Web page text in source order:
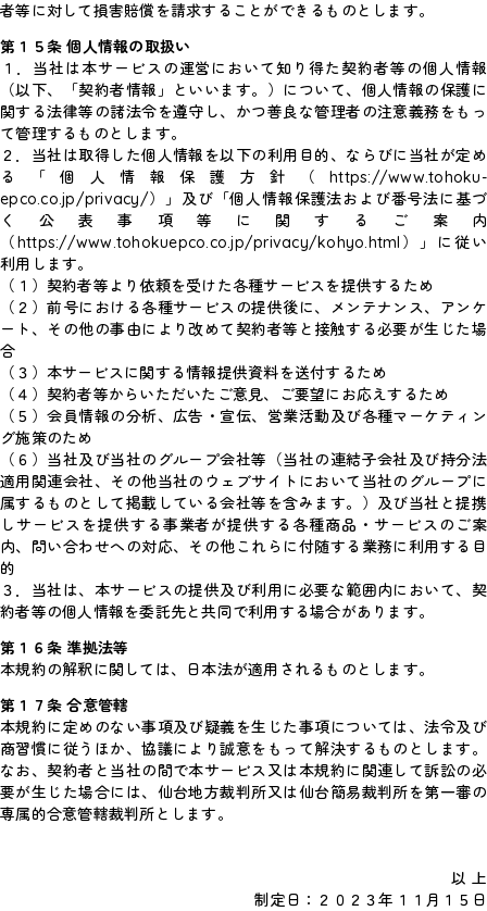
者等に対して損害賠償を請求することができるものとします。
第１５条 個人情報の取扱い
１．当社は本サービスの運営において知り得た契約者等の個人情報
（以下、「契約者情報」といいます。）について、個人情報の保護に
関する法律等の諸法令を遵守し、かつ善良な管理者の注意義務をもっ
て管理するものとします。
２．当社は取得した個人情報を以下の利用目的、ならびに当社が定め
る「個人情報保護方針（https://www.tohoku-
epco.co.jp/privacy/）」及び「個人情報保護法および番号法に基づ
く公表事項等に関するご案内
（https://www.tohokuepco.co.jp/privacy/kohyo.html）」に従い
利用します。
（１）契約者等より依頼を受けた各種サービスを提供するため
（２）前号における各種サービスの提供後に、メンテナンス、アンケ
ート、その他の事由により改めて契約者等と接触する必要が生じた場
合
（３）本サービスに関する情報提供資料を送付するため
（４）契約者等からいただいたご意見、ご要望にお応えするため
（５）会員情報の分析、広告・宣伝、営業活動及び各種マーケティン
グ施策のため
（６）当社及び当社のグループ会社等（当社の連結子会社及び持分法
適用関連会社、その他当社のウェブサイトにおいて当社のグループに
属するものとして掲載している会社等を含みます。）及び当社と提携
しサービスを提供する事業者が提供する各種商品・サービスのご案
内、問い合わせへの対応、その他これらに付随する業務に利用する目
的
３．当社は、本サービスの提供及び利用に必要な範囲内において、契
約者等の個人情報を委託先と共同で利用する場合があります。
第１６条 準拠法等
本規約の解釈に関しては、日本法が適用されるものとします。
第１７条 合意管轄
本規約に定めのない事項及び疑義を生じた事項については、法令及び
商習慣に従うほか、協議により誠意をもって解決するものとします。
なお、契約者と当社の間で本サービス又は本規約に関連して訴訟の必
要が生じた場合には、仙台地方裁判所又は仙台簡易裁判所を第一審の
専属的合意管轄裁判所とします。
以 上
制定日：２０２３年１１月１５日